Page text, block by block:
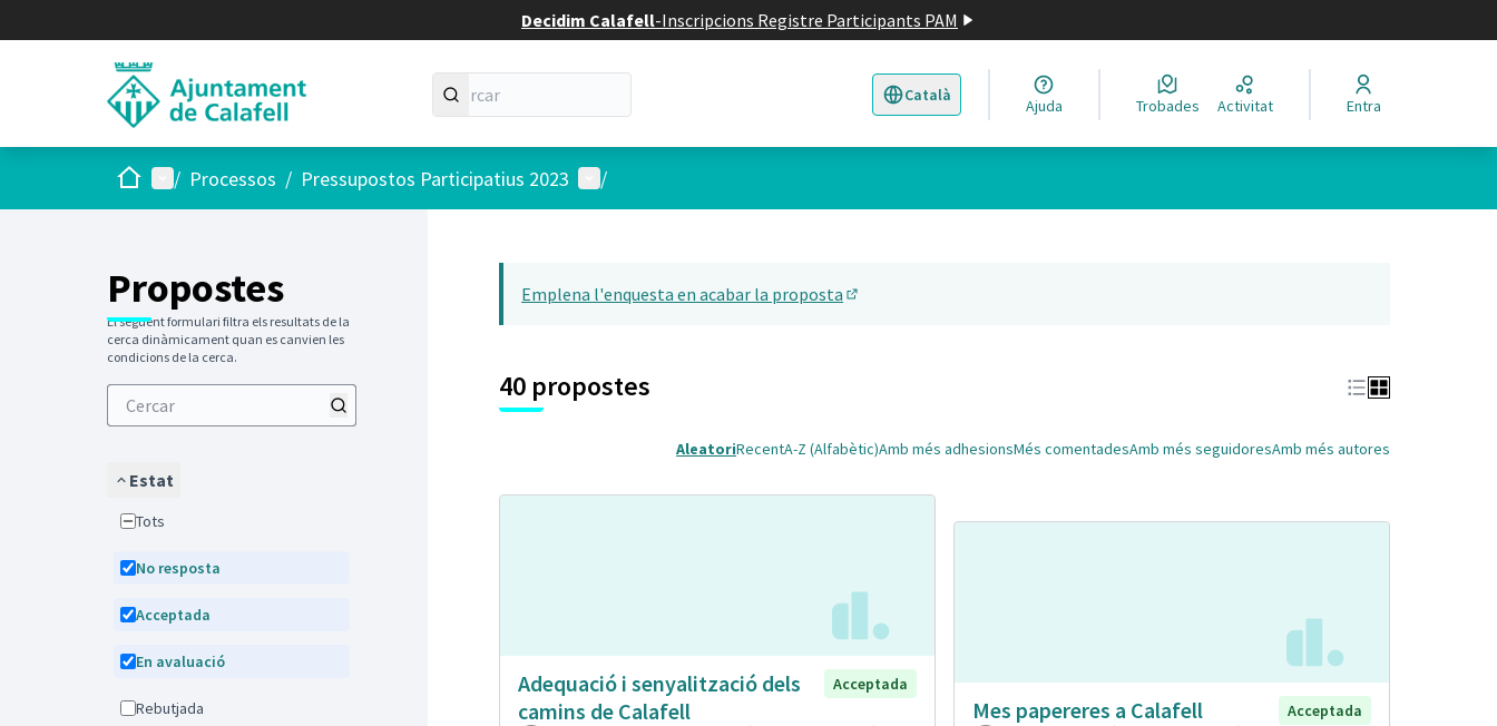
Decidim Calafell-Inscripcions Registre Participants PAM
Català
Triar la llengua Elegir el idioma
Ajuda Trobades Activitat Entra
Inici Menú principal
/ Processos / Pressupostos Participatius 2023 Menú d'usuari
/
Propostes
El següent formulari filtra els resultats de la
cerca dinàmicament quan es canvien les
condicions de la cerca.
Estat
Tots
No resposta
Acceptada
En avaluació
Rebutjada
22
Emplena l'enquesta en acabar la proposta
40 propostes
AleatoriRecentA-Z (Alfabètic)Amb més adhesionsMés comentadesAmb més seguidoresAmb més autores
Adequació i senyalització dels
camins de Calafell
Acceptada
Mes papereres a Calafell
Acceptada